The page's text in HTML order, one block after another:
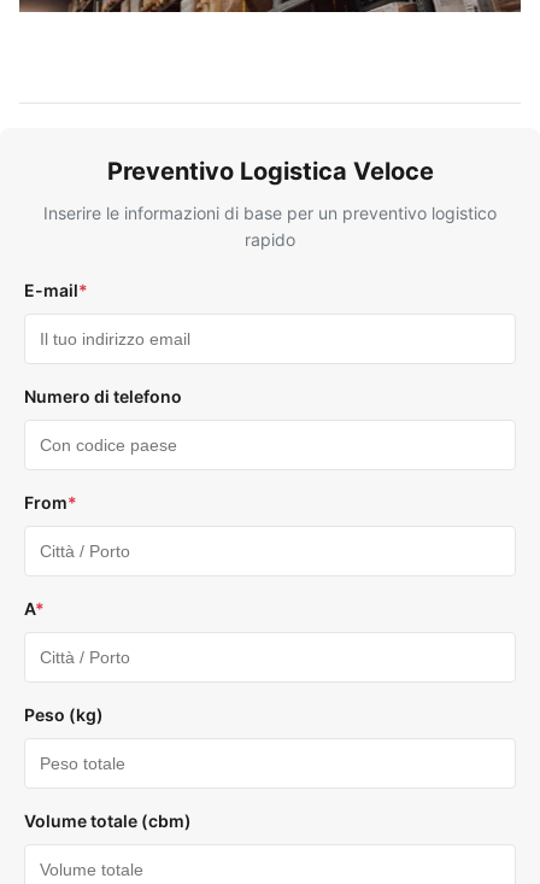
Preventivo Logistica Veloce
Inserire le informazioni di base per un preventivo logistico
rapido
E-mail*
Numero di telefono
From*
A*
Peso (kg)
Volume totale (cbm)